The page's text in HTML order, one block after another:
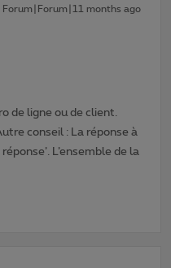
Forum|Forum|11 months ago
de ligne ou de client.
conseil : La réponse à
L’ensemble de la